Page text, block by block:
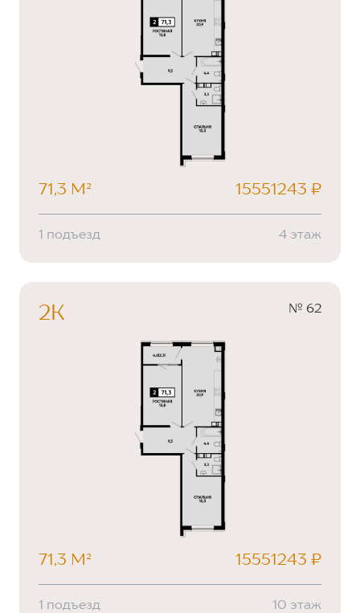
71,3 М² 15551243 ₽
1 подъезд 4 этаж
2К № 62
71,3 М² 15551243 ₽
1 подъезд 10 этаж